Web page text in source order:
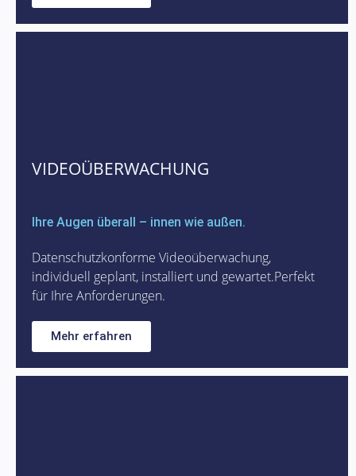
VIDEOÜBERWACHUNG
Ihre Augen überall – innen wie außen.
Datenschutzkonforme Videoüberwachung,
individuell geplant, installiert und gewartet.Perfekt
für Ihre Anforderungen.
Mehr erfahren